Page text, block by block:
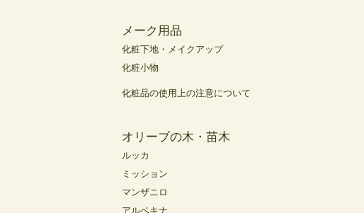
メーク用品
化粧下地・メイクアップ
化粧小物
化粧品の使用上の注意について
オリーブの木・苗木
ルッカ
ミッション
マンザニロ
アルベキナ